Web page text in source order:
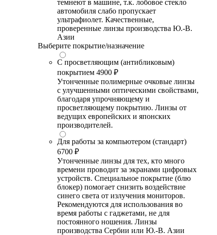
темнеют в машине, т.к. лобовое стекло
автомобиля слабо пропускает
ультрафиолет. Качественные,
проверенные линзы производства Ю.-В.
Азии
Выберите покрытие/назначение
С просветляющим (антибликовым)
покрытием 4900 ₽
Утонченные полимерные очковые линзы
с улучшенными оптическими свойствами,
благодаря упрочняющему и
просветляющему покрытию. Линзы от
ведущих европейских и японских
производителей.
Для работы за компьютером (стандарт)
6700 ₽
Утонченные линзы для тех, кто много
времени проводит за экранами цифровых
устройств. Специальное покрытие (блю
блокер) помогает снизить воздействие
синего света от излучения мониторов.
Рекомендуются для использования во
время работы с гаджетами, не для
постоянного ношения. Линзы
производства Сербии или Ю.-В. Азии